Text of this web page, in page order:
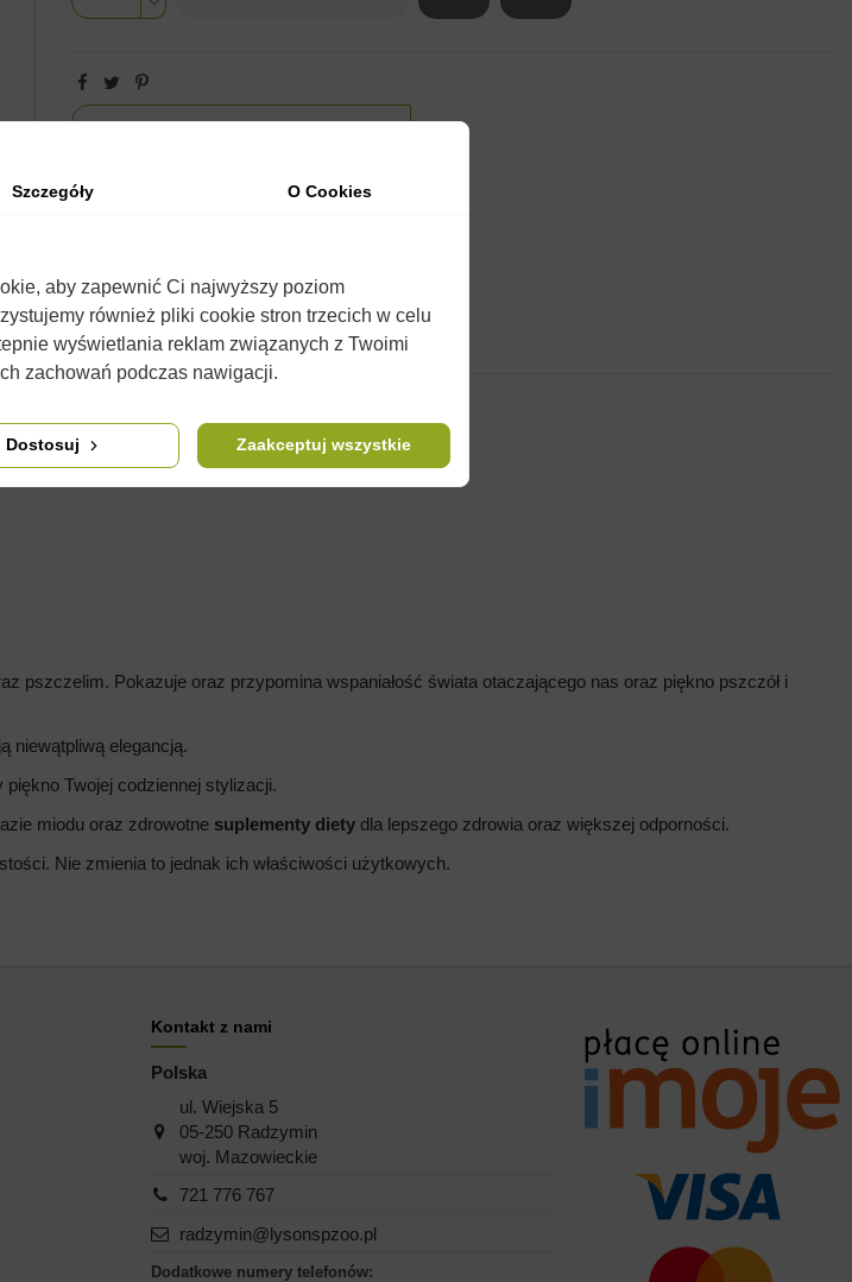
PRODUKTU KOMENTARZE(0)
pszczelim. Pokazuje oraz przypomina wspaniałość świata otaczającego nas oraz piękno pszczół i
niewątpliwą elegancją.
Twojej codziennej stylizacji.
miodu oraz zdrowotne suplementy diety dla lepszego zdrowia oraz większej odporności.
Nie zmienia to jednak ich właściwości użytkowych.
Kontakt z nami
Polska
ul. Wiejska 5
05-250 Radzymin
woj. Mazowieckie
721 776 767
radzymin@lysonspzoo.pl
Dodatkowe numery telefonów:
Szczegóły O Cookies
aby zapewnić Ci najwyższy poziom
również pliki cookie stron trzecich w celu
wyświetlania reklam związanych z Twoimi
zachowań podczas nawigacji.
Dostosuj Zaakceptuj wszystkie